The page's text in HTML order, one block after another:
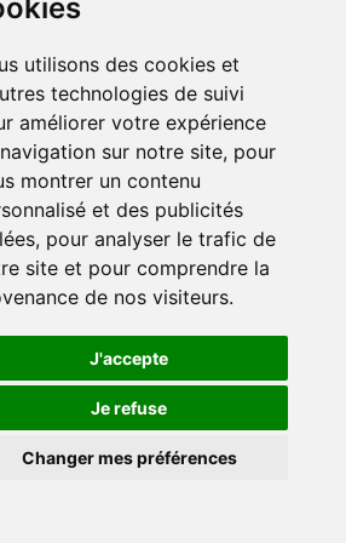
utilisons des cookies et
technologies de suivi
améliorer votre expérience
sur notre site, pour
montrer un contenu
et des publicités
pour analyser le trafic de
site et pour comprendre la
de nos visiteurs.
J'accepte
Je refuse
Changer mes préférences
information)